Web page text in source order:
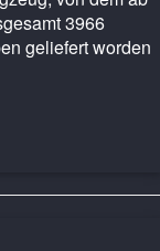
3966
geliefert worden